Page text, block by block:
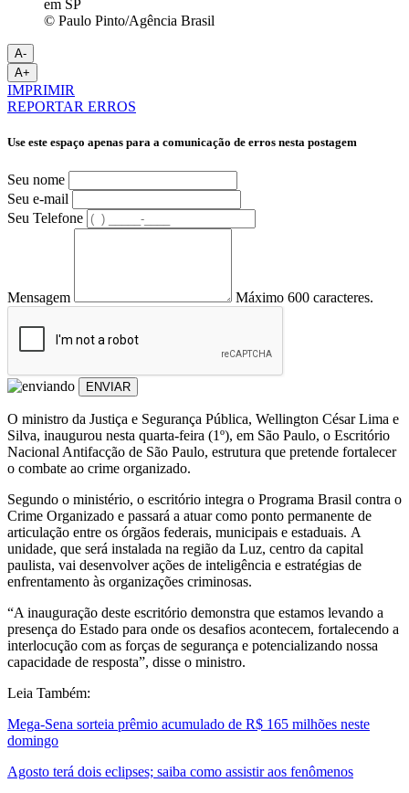
© Paulo Pinto/Agência Brasil
A-
A+
IMPRIMIR
REPORTAR ERROS
Use este espaço apenas para a comunicação de erros nesta postagem
Seu nome
Seu e-mail
Seu Telefone
Mensagem Máximo 600 caracteres.
ENVIAR
O ministro da Justiça e Segurança Pública, Wellington César Lima e
Silva, inaugurou nesta quarta-feira (1º), em São Paulo, o Escritório
Nacional Antifacção de São Paulo, estrutura que pretende fortalecer
o combate ao crime organizado.
Segundo o ministério, o escritório integra o Programa Brasil contra o
Crime Organizado e passará a atuar como ponto permanente de
articulação entre os órgãos federais, municipais e estaduais. A
unidade, que será instalada na região da Luz, centro da capital
paulista, vai desenvolver ações de inteligência e estratégias de
enfrentamento às organizações criminosas.
“A inauguração deste escritório demonstra que estamos levando a
presença do Estado para onde os desafios acontecem, fortalecendo a
interlocução com as forças de segurança e potencializando nossa
capacidade de resposta”, disse o ministro.
Leia Também:
Mega-Sena sorteia prêmio acumulado de R$ 165 milhões neste
domingo
Agosto terá dois eclipses; saiba como assistir aos fenômenos